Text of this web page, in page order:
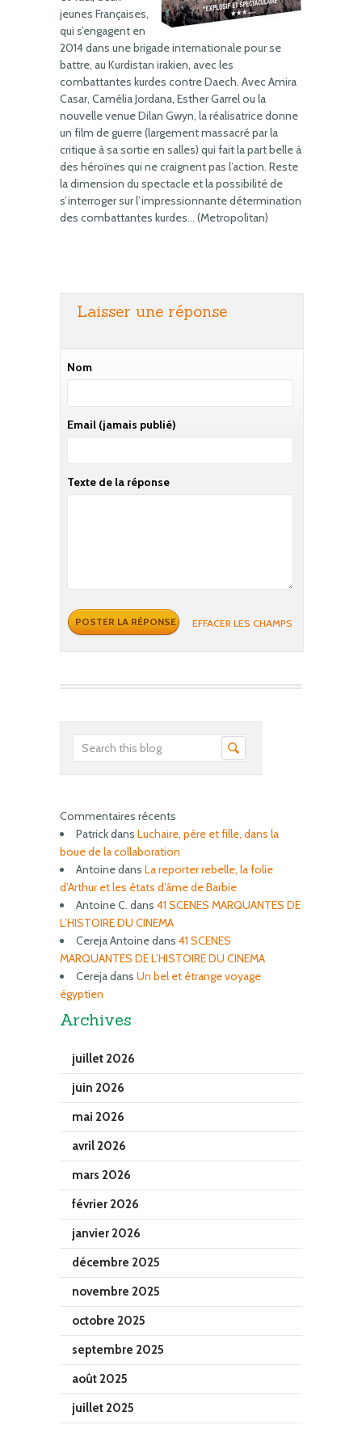
jeunes Françaises,
qui s’engagent en
2014 dans une brigade internationale pour se
battre, au Kurdistan irakien, avec les
combattantes kurdes contre Daech. Avec Amira
Casar, Camélia Jordana, Esther Garrel ou la
nouvelle venue Dilan Gwyn, la réalisatrice donne
un film de guerre (largement massacré par la
critique à sa sortie en salles) qui fait la part belle à
des héroïnes qui ne craignent pas l’action. Reste
la dimension du spectacle et la possibilité de
s’interroger sur l’impressionnante détermination
des combattantes kurdes… (Metropolitan)
Laisser une réponse
Nom
Email (jamais publié)
Texte de la réponse
EFFACER LES CHAMPS
Commentaires récents
Patrickdans Luchaire, père et fille, dans la
boue de la collaboration
Antoinedans La reporter rebelle, la folie
d’Arthur et les états d’âme de Barbie
Antoine C. dans 41 SCENES MARQUANTES DE
L’HISTOIRE DU CINEMA
Cereja Antoinedans 41 SCENES
MARQUANTES DE L’HISTOIRE DU CINEMA
Cerejadans Un bel et étrange voyage
égyptien
Archives
juillet 2026
juin 2026
mai 2026
avril 2026
mars 2026
février 2026
janvier 2026
décembre 2025
novembre 2025
octobre 2025
septembre 2025
août 2025
juillet 2025